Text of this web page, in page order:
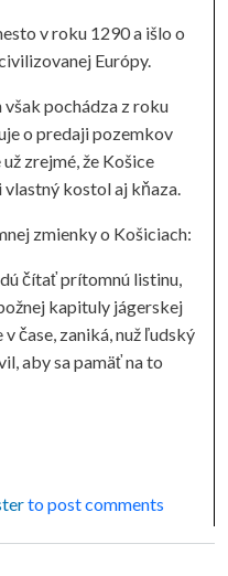
v roku 1290 a išlo o
Európy.
pochádza z roku
o predaji pozemkov
zrejmé, že Košice
vlastný kostol aj kňaza.
zmienky o Košiciach:
čítať prítomnú listinu,
kapituly jágerskej
čase, zaniká, nuž ľudský
aby sa pamäť na to
o meste Košice
to post comments